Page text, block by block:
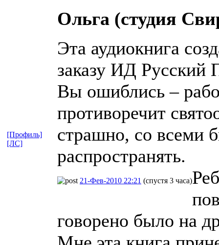
Ольга (студия
Эта аудиокнига
заказу ИД Русский
Вы ошиблись –
противоречит
страшно, со всеми
распространять.
[Профиль]
[ЛС]
21-Фев-2010 22:21 (спустя 3 часа)
говорено было на